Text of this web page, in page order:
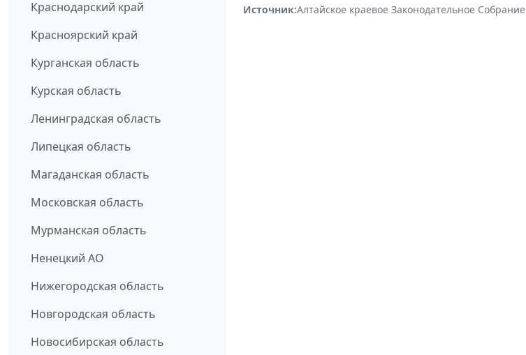
Краснодарский край
Красноярский край
Курганская область
Курская область
Ленинградская область
Липецкая область
Магаданская область
Московская область
Мурманская область
Ненецкий АО
Нижегородская область
Новгородская область
Новосибирская область
Источник:Алтайское краевое Законодательное Собрание